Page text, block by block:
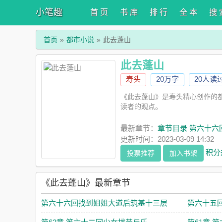
小笔趣 首 页 书 库 排 行 全 本 搜
首页 都市小说 此去蓬山
此去蓬山
寿头 20万字 20人读
《此去蓬山》是寿头精心创作
读者的观点。
最新章节： 章节目录 第六十六
更新时间：2023-03-09 14:32
投票推荐 加入书架 积
《此去蓬山》最新章节
第六十六回找到姐姐大道后筑基十三层 第六十五